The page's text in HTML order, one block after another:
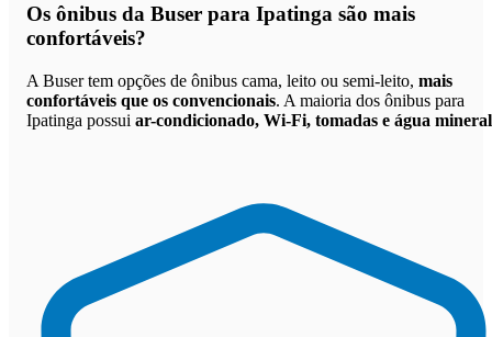
Os ônibus da Buser para Ipatinga são mais
confortáveis?
A Buser tem opções de ônibus cama, leito ou semi-leito, mais
confortáveis que os convencionais. A maioria dos ônibus para
Ipatinga possui ar-condicionado, Wi-Fi, tomadas e água mineral